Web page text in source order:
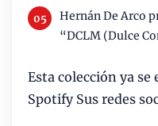
Hernán De Arco
“DCLM (Dulce
Esta colección ya
Spotify Sus redes